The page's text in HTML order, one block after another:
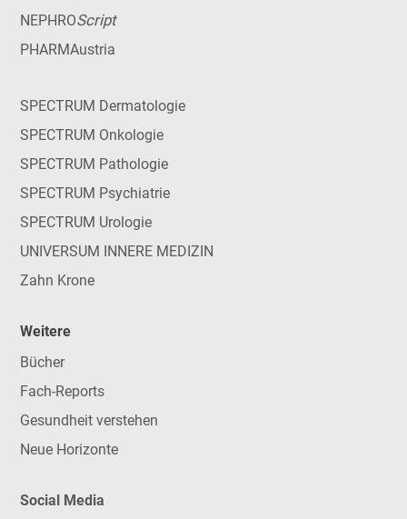
NEPHROScript
PHARMAustria
SPECTRUM Dermatologie
SPECTRUM Onkologie
SPECTRUM Pathologie
SPECTRUM Psychiatrie
SPECTRUM Urologie
UNIVERSUM INNERE MEDIZIN
Zahn Krone
Weitere
Bücher
Fach-Reports
Gesundheit verstehen
Neue Horizonte
Social Media